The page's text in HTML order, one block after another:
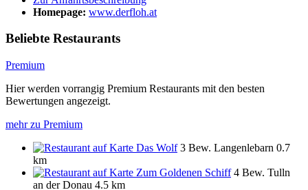
Homepage: www.derfloh.at
Beliebte Restaurants
Premium
Hier werden vorrangig Premium Restaurants mit den besten
Bewertungen angezeigt.
mehr zu Premium
Das Wolf 3 Bew. Langenlebarn 0.7
km
Zum Goldenen Schiff 4 Bew. Tulln
an der Donau 4.5 km